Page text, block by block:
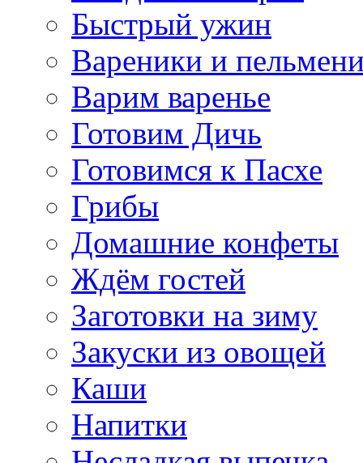
Быстрый ужин
Вареники и
Варим варенье
Готовим Дичь
Готовимся к Пасхе
Грибы
Домашние конфеты
Ждём гостей
Заготовки на зиму
Закуски из овощей
Каши
Напитки